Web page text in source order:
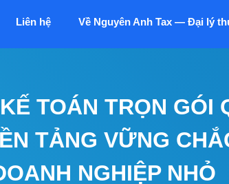
Liên hệ Về Nguyên Anh Tax — Đại lý
TOÁN TRỌN GÓI
TẢNG VỮNG
NGHIỆP NHỎ